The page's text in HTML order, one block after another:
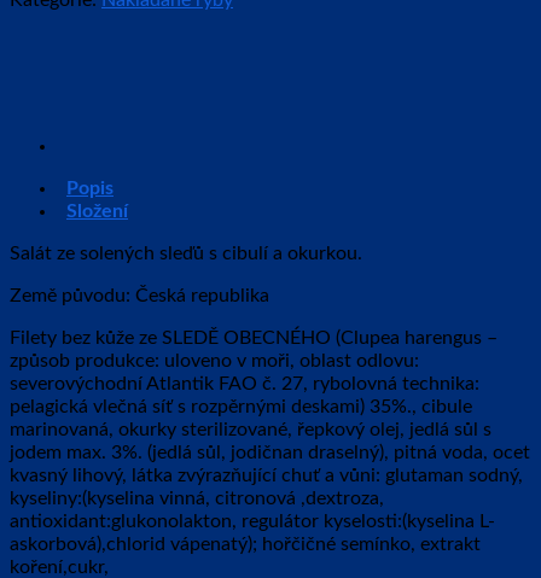
Popis
Složení
Salát ze solených sleďů s cibulí a okurkou.
Země původu: Česká republika
Filety bez kůže ze SLEDĚ OBECNÉHO (Clupea harengus –
způsob produkce: uloveno v moři, oblast odlovu:
severovýchodní Atlantik FAO č. 27, rybolovná technika:
pelagická vlečná síť s rozpěrnými deskami) 35%., cibule
marinovaná, okurky sterilizované, řepkový olej, jedlá sůl s
jodem max. 3%. (jedlá sůl, jodičnan draselný), pitná voda, ocet
kvasný lihový, látka zvýrazňující chuť a vůni: glutaman sodný,
kyseliny:(kyselina vinná, citronová ,dextroza,
antioxidant:glukonolakton, regulátor kyselosti:(kyselina L-
askorbová),chlorid vápenatý); hořčičné semínko, extrakt
koření,cukr,